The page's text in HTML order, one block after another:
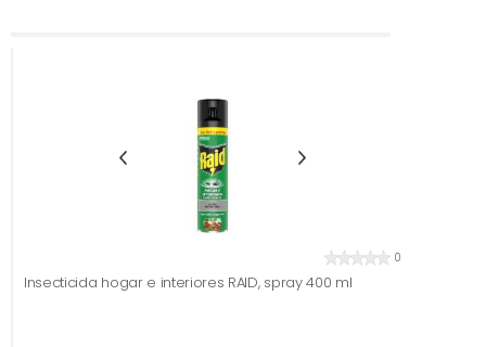
0
Insecticida hogar e interiores RAID, spray 400 ml